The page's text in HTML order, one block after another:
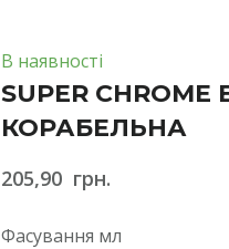
В наявності
SUPER
КОРАБЕЛЬНА
205,90  грн.
Фасування мл